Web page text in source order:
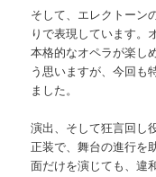
そして、エレクトーン
りで表現しています。
本格的なオペラが楽し
う思いますが、今回も
ました。
演出、そして狂言回し
正装で、舞台の進行を
面だけを演じても、違